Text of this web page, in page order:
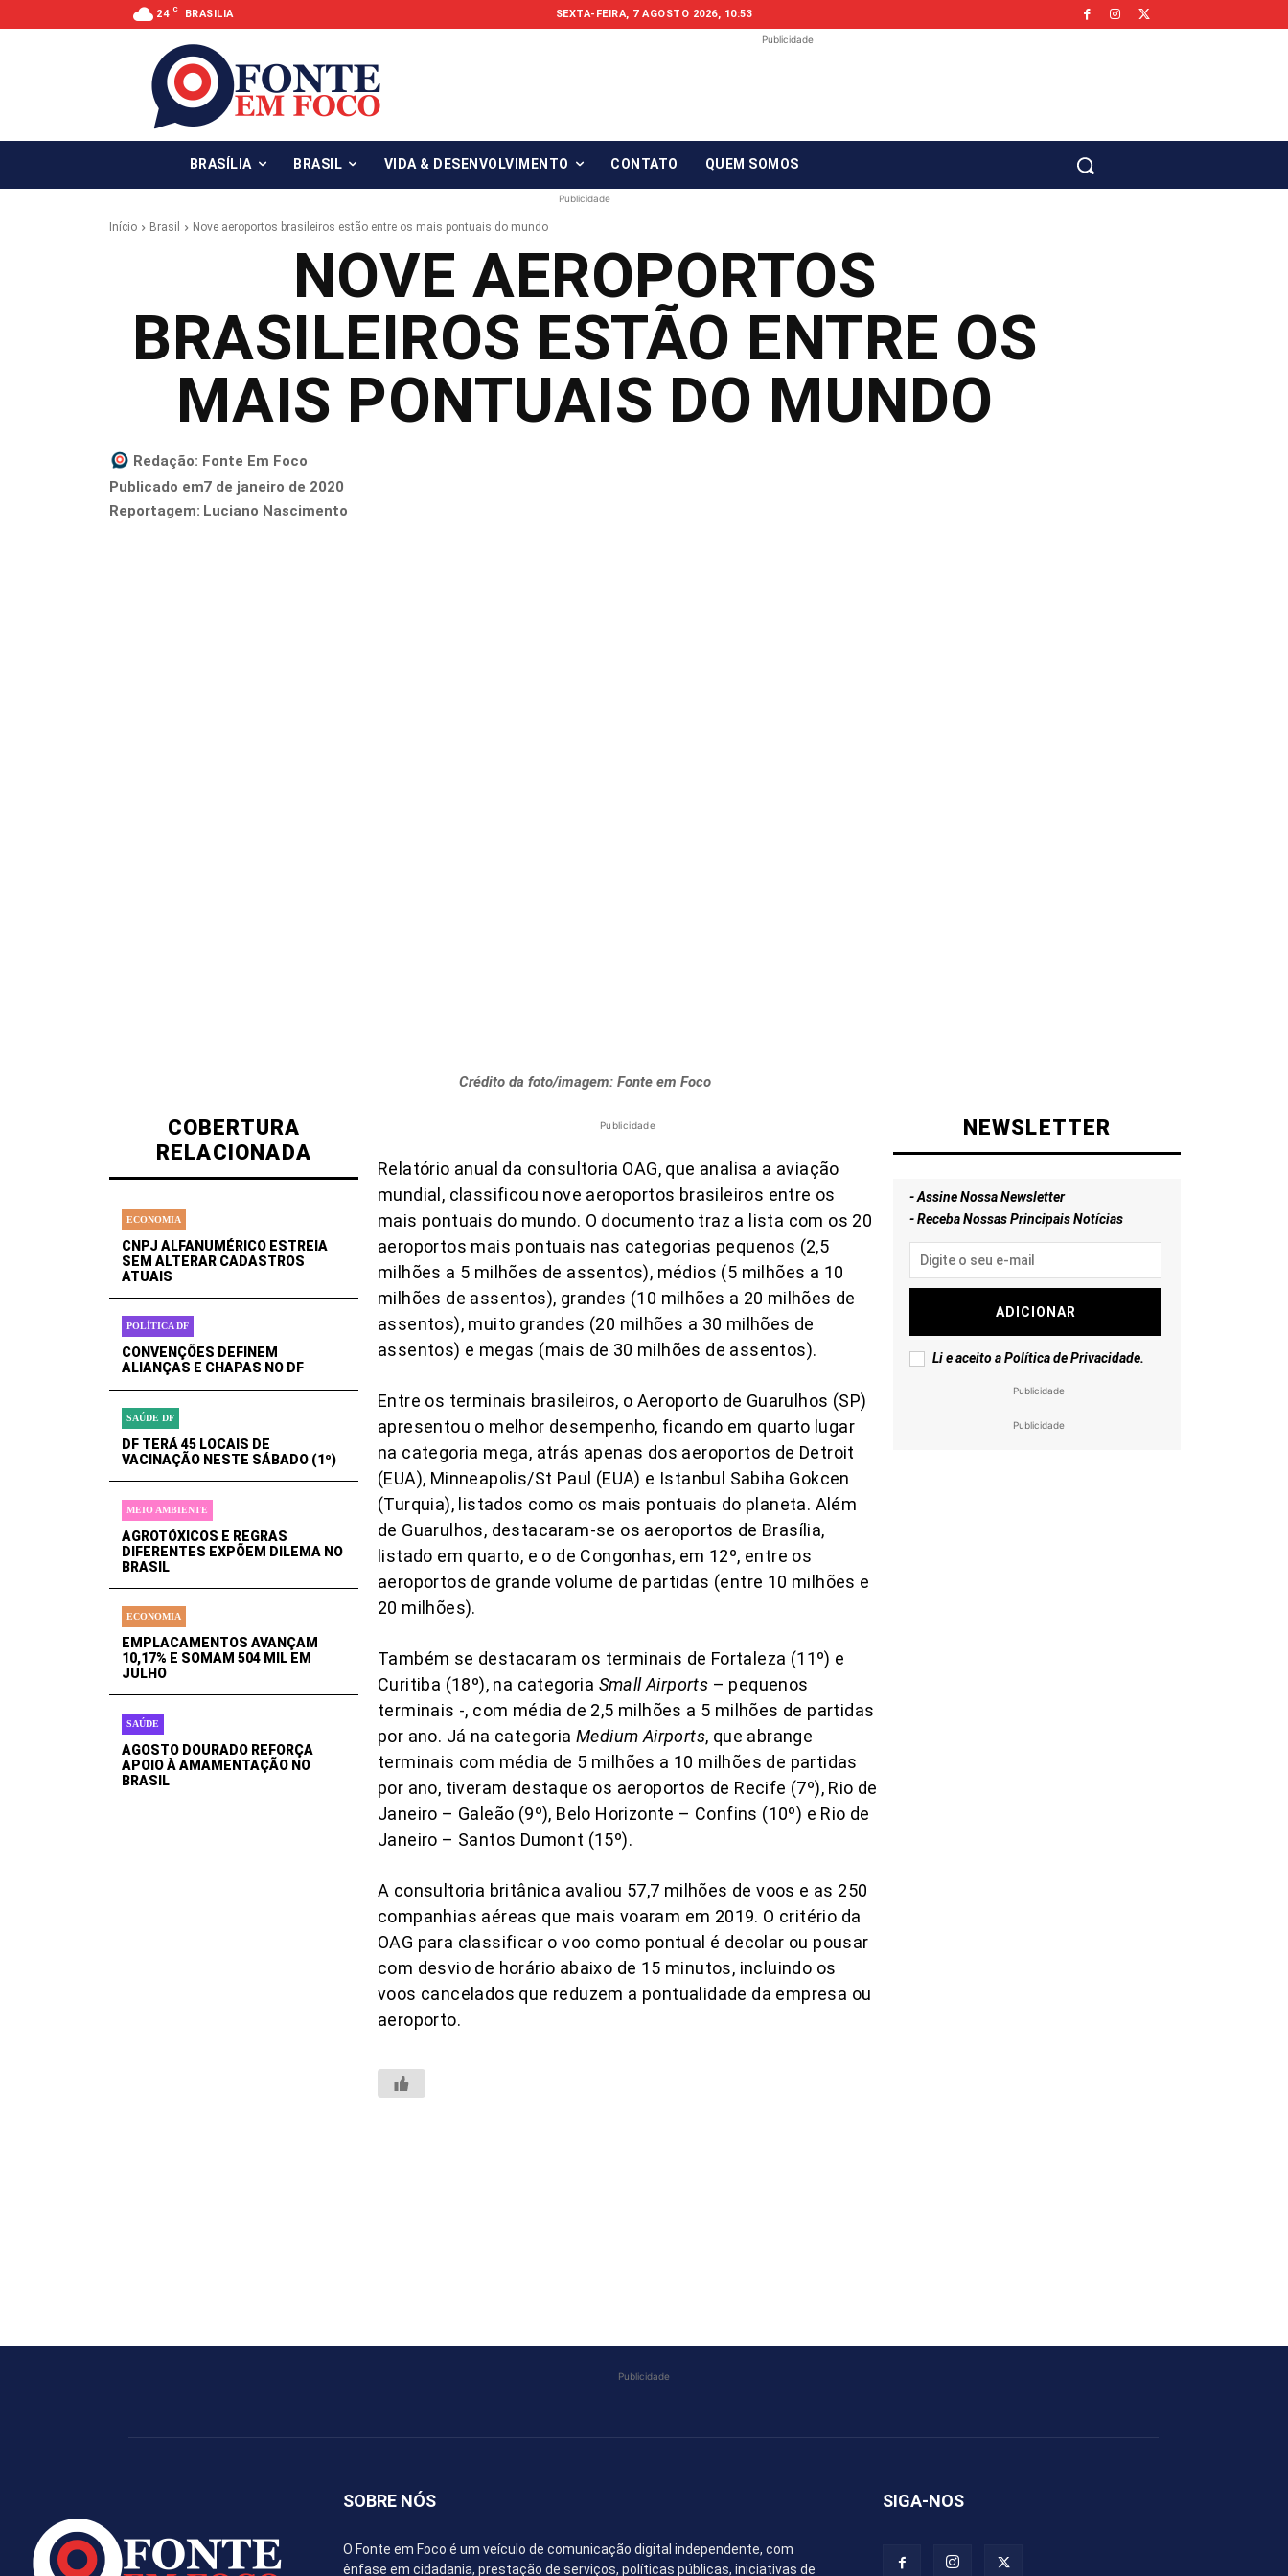
24 C BRASILIA SEXTA-FEIRA, 7 AGOSTO 2026, 10:53
Publicidade
BRASÍLIA BRASIL VIDA & DESENVOLVIMENTO CONTATO QUEM SOMOS
Publicidade
Início Brasil Nove aeroportos brasileiros estão entre os mais pontuais do mundo
NOVE AEROPORTOS
BRASILEIROS ESTÃO ENTRE OS
MAIS PONTUAIS DO MUNDO
Redação: Fonte Em Foco
Publicado em7 de janeiro de 2020
Reportagem: Luciano Nascimento
Crédito da foto/imagem: Fonte em Foco
COBERTURA
RELACIONADA
ECONOMIA
CNPJ ALFANUMÉRICO ESTREIA
SEM ALTERAR CADASTROS
ATUAIS
POLÍTICA DF
CONVENÇÕES DEFINEM
ALIANÇAS E CHAPAS NO DF
SAÚDE DF
DF TERÁ 45 LOCAIS DE
VACINAÇÃO NESTE SÁBADO (1º)
MEIO AMBIENTE
AGROTÓXICOS E REGRAS
DIFERENTES EXPÕEM DILEMA NO
BRASIL
ECONOMIA
EMPLACAMENTOS AVANÇAM
10,17% E SOMAM 504 MIL EM
JULHO
SAÚDE
AGOSTO DOURADO REFORÇA
APOIO À AMAMENTAÇÃO NO
BRASIL
Publicidade
Relatório anual da consultoria OAG, que analisa a aviação
mundial, classificou nove aeroportos brasileiros entre os
mais pontuais do mundo. O documento traz a lista com os 20
aeroportos mais pontuais nas categorias pequenos (2,5
milhões a 5 milhões de assentos), médios (5 milhões a 10
milhões de assentos), grandes (10 milhões a 20 milhões de
assentos), muito grandes (20 milhões a 30 milhões de
assentos) e megas (mais de 30 milhões de assentos).
Entre os terminais brasileiros, o Aeroporto de Guarulhos (SP)
apresentou o melhor desempenho, ficando em quarto lugar
na categoria mega, atrás apenas dos aeroportos de Detroit
(EUA), Minneapolis/St Paul (EUA) e Istanbul Sabiha Gokcen
(Turquia), listados como os mais pontuais do planeta. Além
de Guarulhos, destacaram-se os aeroportos de Brasília,
listado em quarto, e o de Congonhas, em 12º, entre os
aeroportos de grande volume de partidas (entre 10 milhões e
20 milhões).
Também se destacaram os terminais de Fortaleza (11º) e
Curitiba (18º), na categoria Small Airports – pequenos
terminais -, com média de 2,5 milhões a 5 milhões de partidas
por ano. Já na categoria Medium Airports, que abrange
terminais com média de 5 milhões a 10 milhões de partidas
por ano, tiveram destaque os aeroportos de Recife (7º), Rio de
Janeiro – Galeão (9º), Belo Horizonte – Confins (10º) e Rio de
Janeiro – Santos Dumont (15º).
A consultoria britânica avaliou 57,7 milhões de voos e as 250
companhias aéreas que mais voaram em 2019. O critério da
OAG para classificar o voo como pontual é decolar ou pousar
com desvio de horário abaixo de 15 minutos, incluindo os
voos cancelados que reduzem a pontualidade da empresa ou
aeroporto.
NEWSLETTER
- Assine Nossa Newsletter
- Receba Nossas Principais Notícias
ADICIONAR
Li e aceito aPolítica de Privacidade.
Publicidade
Publicidade
Publicidade
SOBRE NÓS
O Fonte em Foco é um veículo de comunicação digital independente, com
ênfase em cidadania, prestação de serviços, políticas públicas, iniciativas de
SIGA-NOS